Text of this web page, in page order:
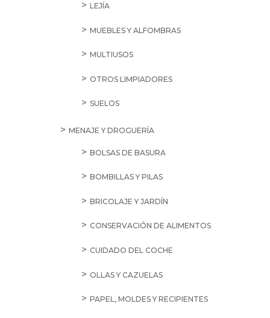
LEJÍA
MUEBLES Y ALFOMBRAS
MULTIUSOS
OTROS LIMPIADORES
SUELOS
MENAJE Y DROGUERÍA
BOLSAS DE BASURA
BOMBILLAS Y PILAS
BRICOLAJE Y JARDÍN
CONSERVACIÓN DE ALIMENTOS
CUIDADO DEL COCHE
OLLAS Y CAZUELAS
PAPEL, MOLDES Y RECIPIENTES